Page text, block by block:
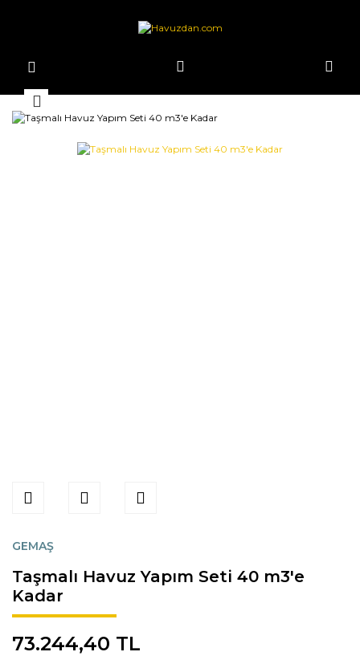
GEMAŞ
Taşmalı Havuz Yapım Seti 40 m3'e
Kadar
73.244,40 TL